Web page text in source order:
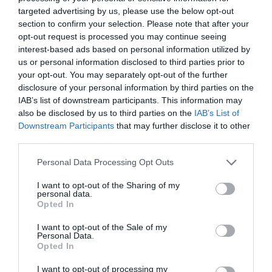
targeted advertising by us, please use the below opt-out
section to confirm your selection. Please note that after your
opt-out request is processed you may continue seeing
interest-based ads based on personal information utilized by
us or personal information disclosed to third parties prior to
your opt-out. You may separately opt-out of the further
disclosure of your personal information by third parties on the
IAB’s list of downstream participants. This information may
also be disclosed by us to third parties on the IAB’s List of
Downstream Participants that may further disclose it to other
Please note that this website/app uses one or more Google
not limited to your visit or usage behaviour. You may click to
grant or deny consent to Google and its third-party tags to
use your data for below specified purposes in below Google
consent section.
Personal Data Processing Opt Outs
I want to opt-out of the Sharing of my
personal data.
Opted In
I want to opt-out of the Sale of my
Personal Data.
Opted In
I want to opt-out of processing my
Eközben készítsük el a szószt: egy tálba tegyük a
megmaradt sűrített paradicsomot, adjunk hozzá egy
kevés ketchupot, fekete borsot, Cayenne-borsot,
fokhagyma-granulátumot és egy kis sót, majd alaposan
keverjük össze.
Ha elkészültek a krumplik, akkor mindegyiken ejtsünk
egy X bevágást, és helyezzünk bele egy kevés reszelt
cheddar sajtot. Ha mindegyiket megtöltöttük, akkor
tegyük be őket a csirkeszárnyak mellé, és süssük
körülbelül 10 percig, hogy jól rájuk olvadjon a sajt.
és isteni finom!
Alaposan tisztítsuk meg a csirkeszárnyakat, vágjuk le a
szívesen fogyasztjuk. Tegyük a megmosott, megtisztított
szárnyakat egy tálba és szórjuk meg őket 8 gramm